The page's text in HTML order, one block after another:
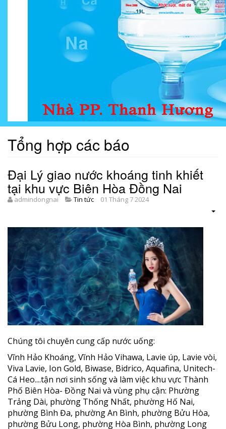
Tổng hợp các báo
Đại Lý giao nước khoáng tinh khiết
tại khu vực Biên Hòa Đồng Nai
admindongnai Tin tức 01 Tháng 7 2024
Chúng tôi chuyên cung cấp nước uống:
Vĩnh Hảo Khoáng, Vĩnh Hảo Vihawa, Lavie úp, Lavie vòi,
Viva Lavie, Ion Gold, Biwase, Bidrico, Aquafina, Unitech-
Cá Heo....tận nơi sinh sống và làm việc khu vực Thành
Phố Biên Hòa- Đồng Nai và vùng phụ cận: Phường
Trảng Dài, phường Thống Nhất, phường Hố Nai,
phường Bình Đa, phường An Bình, phường Bửu Hòa,
phường Bửu Long, phường Hòa Bình, phường Long